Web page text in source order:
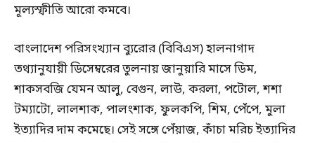
মূল্যস্ফীতি আরো কমবে।
বাংলাদেশ পরিসংখ্যান ব্যুরোর (বিবিএস) হালনাগাদ
তথ্যানুযায়ী ডিসেম্বরের তুলনায় জানুয়ারি মাসে ডিম,
শাকসবজি যেমন আলু, বেগুন, লাউ, করলা, পটোল, শশা
টম্যাটো, লালশাক, পালংশাক, ফুলকপি, শিম, পেঁপে, মুলা
ইত্যাদির দাম কমেছে। সেই সঙ্গে পেঁয়াজ, কাঁচা মরিচ ইত্যাদির